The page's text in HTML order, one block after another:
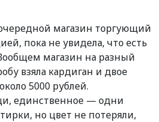
магазин торгующий
пока не увидела, что есть
магазин на разный
взяла кардиган и двое
5000 рублей.
единственное — одни
но цвет не потеряли,